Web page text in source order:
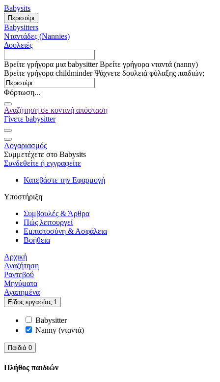
Babysits
Περιστέρι
Babysitters
Νταντάδες (Nannies)
Δουλειές
Βρείτε γρήγορα μια babysitterΒρείτε γρήγορα νταντά (nanny)
Βρείτε γρήγορα childminderΨάχνετε δουλειά φύλαξης παιδιών;
Φόρτωση...
Αναζήτηση σε κοντινή απόσταση
Γίνετε babysitter
Λογαριασμός
Συμμετέχετε στο Babysits
Συνδεθείτε ή εγγραφείτε
Κατεβάστε την Εφαρμογή
Υποστήριξη
Συμβουλές & Άρθρα
Πώς λειτουργεί
Εμπιστοσύνη & Ασφάλεια
Βοήθεια
Αρχική
Αναζήτηση
Ραντεβού
Μηνύματα
Αγαπημένα
Είδος εργασίας 1
Babysitter
Nanny (νταντά)
Παιδιά 0
Πλήθος παιδιών